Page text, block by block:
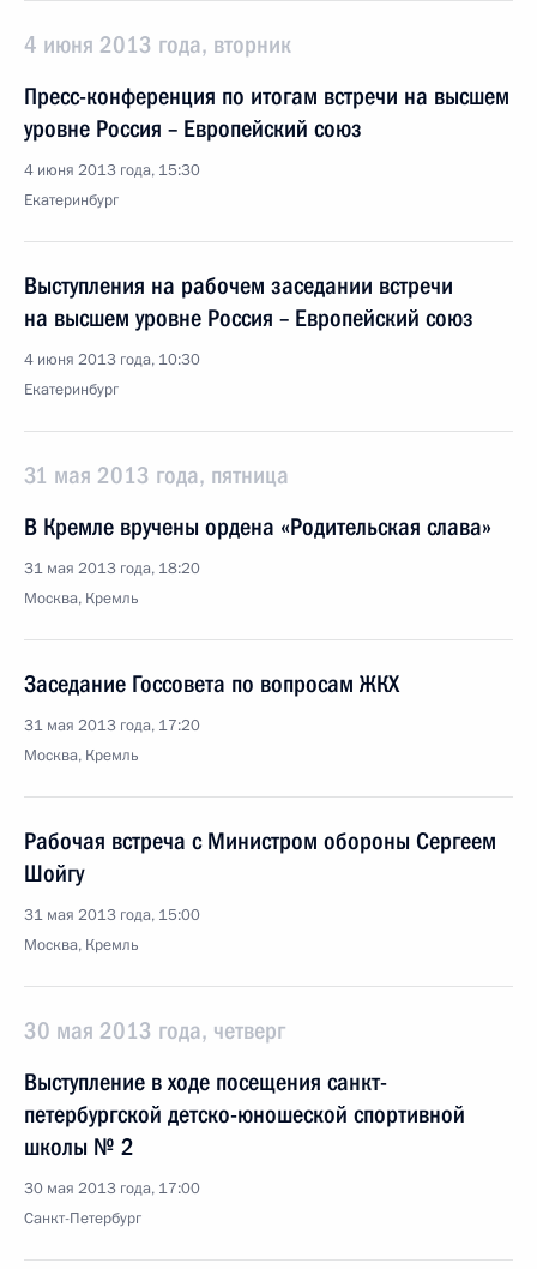
4 июня 2013 года, вторник
Пресс-конференция по итогам встречи на высшем
уровне Россия – Европейский союз
4 июня 2013 года, 15:30
Екатеринбург
Выступления на рабочем заседании встречи
на высшем уровне Россия – Европейский союз
4 июня 2013 года, 10:30
Екатеринбург
31 мая 2013 года, пятница
В Кремле вручены ордена «Родительская слава»
31 мая 2013 года, 18:20
Москва, Кремль
Заседание Госсовета по вопросам ЖКХ
31 мая 2013 года, 17:20
Москва, Кремль
Рабочая встреча с Министром обороны Сергеем
Шойгу
31 мая 2013 года, 15:00
Москва, Кремль
30 мая 2013 года, четверг
Выступление в ходе посещения санкт-
петербургской детско-юношеской спортивной
школы № 2
30 мая 2013 года, 17:00
Санкт-Петербург